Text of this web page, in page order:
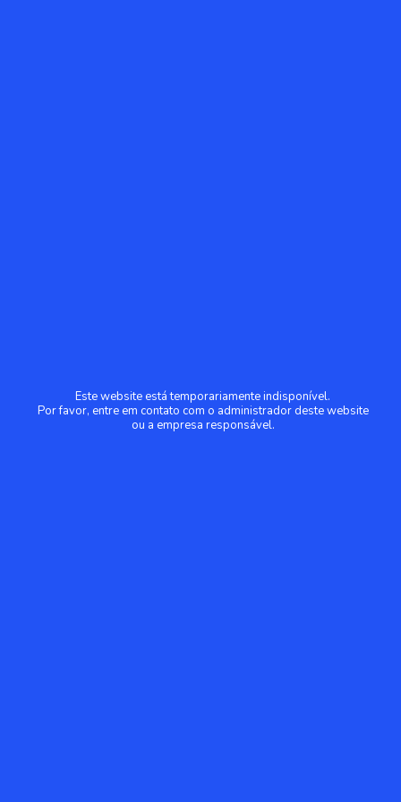
Este website está temporariamente indisponível.
Por favor, entre em contato com o administrador deste website
ou a empresa responsável.